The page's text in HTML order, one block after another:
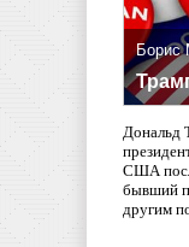
Борис
Дональд
США
бывший
другим